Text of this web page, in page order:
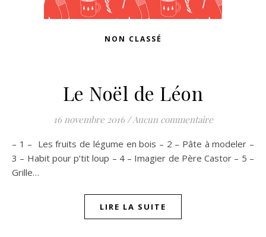
NON CLASSÉ
Le Noël de Léon
16 novembre 2016 /Aucun commentaire
– 1 – Les fruits de légume en bois – 2 – Pâte à modeler –
3 – Habit pour p’tit loup – 4 – Imagier de Père Castor – 5 –
Grille…
LIRE LA SUITE